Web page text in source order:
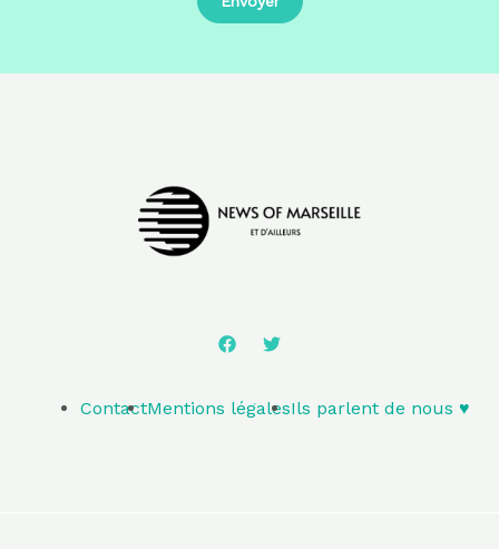
ContactMentions légalesIls parlent de nous ♥️